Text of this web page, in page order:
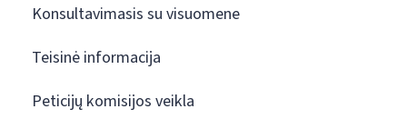
Konsultavimasis su visuomene
Teisinė informacija
Peticijų komisijos veikla